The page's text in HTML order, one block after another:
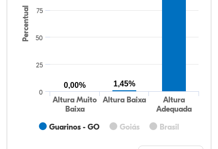
Percentual
Guarinos - GO Goiás Brasil
Altura Muito
Baixa
Altura Baixa
Altura
Adequada
0
25
50
75
0,00% 1,45%